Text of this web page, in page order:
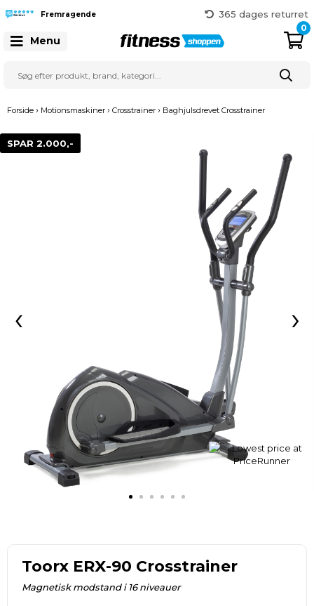
365 dages returret
Gratis fragt over 999 kr.
41 128 128
Fremragende
Menu
0
Forside › Motionsmaskiner › Crosstrainer › Baghjulsdrevet Crosstrainer
SPAR 2.000,-
‹ ›
Toorx ERX-90 Crosstrainer
Magnetisk modstand i 16 niveauer